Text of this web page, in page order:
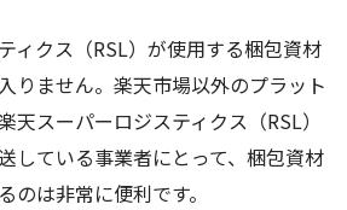
ィクス（RSL）が使用する梱包資材
りません。楽天市場以外のプラット
天スーパーロジスティクス（RSL）
している事業者にとって、梱包資材
のは非常に便利です。